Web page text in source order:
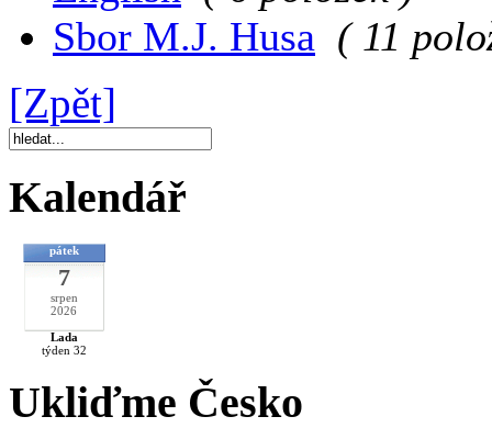
Sbor M.J. Husa ( 11
[Zpět]
Kalendář
pátek
7
srpen
2026
Lada
týden 32
Ukliďme Česko